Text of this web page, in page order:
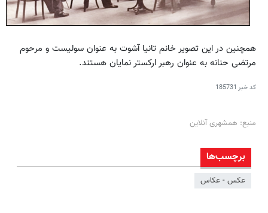
همچنین در این تصویر خانم تانیا آشوت به عنوان سولیست و مرحوم
مرتضی حنانه به عنوان رهبر ارکستر نمایان هستند.
کد خبر 185731
منبع: همشهری آنلاین
برچسب‌ها
عکس - عکاس